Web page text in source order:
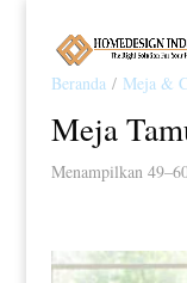
Beranda/ Meja &
Meja
Menampilkan